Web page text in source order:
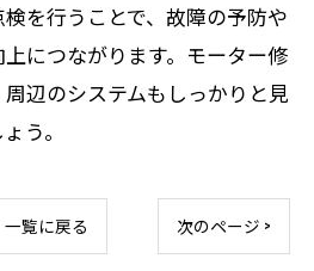
を行うことで、故障の予防や
につながります。モーター修
辺のシステムもしっかりと見
う。
一覧に戻る 次のページ >